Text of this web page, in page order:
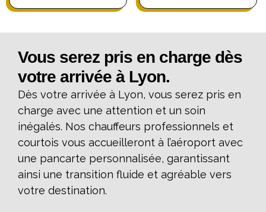
Vous serez pris en charge dès
votre arrivée à Lyon.
Dès votre arrivée à Lyon, vous serez pris en
charge avec une attention et un soin
inégalés. Nos chauffeurs professionnels et
courtois vous accueilleront à l’aéroport avec
une pancarte personnalisée, garantissant
ainsi une transition fluide et agréable vers
votre destination.